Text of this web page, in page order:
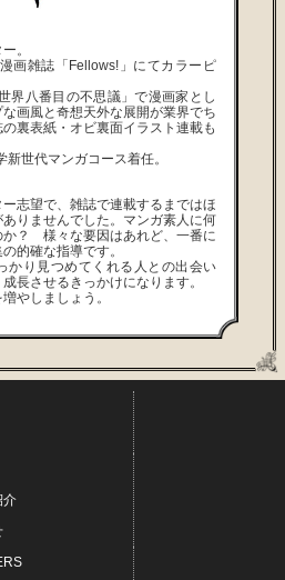
。
画雑誌「Fellows!」にてカラーピ
界八番目の不思議」で漫画家とし
画風と奇想天外な展開が業界でち
裏表紙・オビ裏面イラスト連載も
世代マンガコース着任。
志望で、雑誌で連載するまではほ
りませんでした。マンガ素人に何
か？ 様々な要因はあれど、一番に
的確な指導です。
かり見つめてくれる人との出会い
長させるきっかけになります。
やしましょう。
介